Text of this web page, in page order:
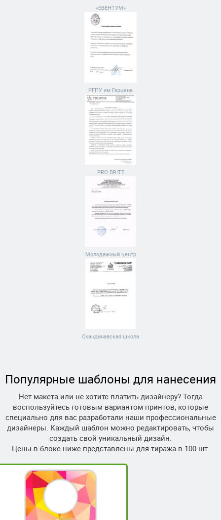
«ЕВЕНТУМ»
РГПУ им Герцена
PRO BRITE
Молодежный центр
Скандинавская школа
Популярные шаблоны для нанесения
Нет макета или не хотите платить дизайнеру? Тогда
воспользуйтесь готовым вариантом принтов, которые
специально для вас разработали наши профессиональные
дизайнеры. Каждый шаблон можно редактировать, чтобы
создать свой уникальный дизайн.
Цены в блоке ниже представлены для тиража в 100 шт.